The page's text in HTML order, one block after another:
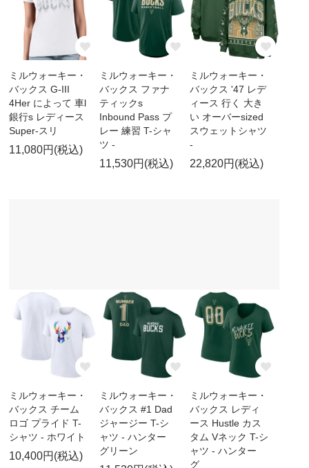
ミルウォーキー・
バックス G-III
4Her によって 車l
銀行s レディース
Super-スリ
11,080円(税込)
ミルウォーキー・
バックス ファナ
ティックs
Inbound Pass プ
レー 練習 T-シャ
ツ -
11,530円(税込)
ミルウォーキー・
バックス '47 レデ
ィース 行く 大き
い オーバーsized
スウェットシャツ
-
22,820円(税込)
ミルウォーキー・
バックス チーム
ロゴ プライド T-
シャツ - ホワイト
10,400円(税込)
ミルウォーキー・
バックス #1 Dad
ジャージー T-シ
ャツ - ハンター
グリーン
ミルウォーキー・
バックス レディ
ース Hustle カス
タム Vネック T-シ
ャツ - ハンター
グ